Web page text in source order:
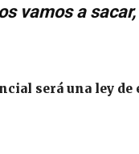
vamos a
será una ley de